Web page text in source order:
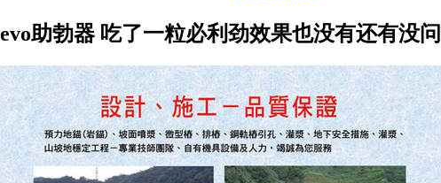
evo助勃器 吃了一粒必利劲效果也没有还有没